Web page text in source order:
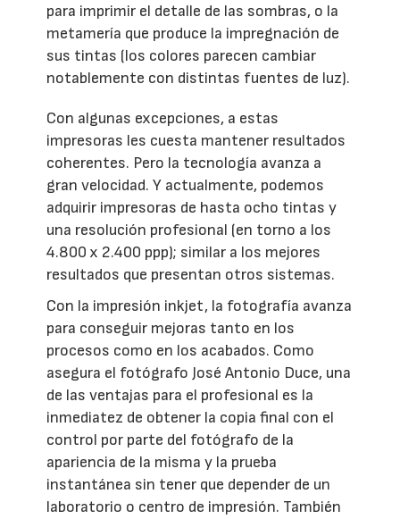
para imprimir el detalle de las sombras, o la
metamería que produce la impregnación de
sus tintas (los colores parecen cambiar
notablemente con distintas fuentes de luz).
Con algunas excepciones, a estas
impresoras les cuesta mantener resultados
coherentes. Pero la tecnología avanza a
gran velocidad. Y actualmente, podemos
adquirir impresoras de hasta ocho tintas y
una resolución profesional (en torno a los
4.800 x 2.400 ppp); similar a los mejores
resultados que presentan otros sistemas.
Con la impresión inkjet, la fotografía avanza
para conseguir mejoras tanto en los
procesos como en los acabados. Como
asegura el fotógrafo José Antonio Duce, una
de las ventajas para el profesional es la
inmediatez de obtener la copia final con el
control por parte del fotógrafo de la
apariencia de la misma y la prueba
instantánea sin tener que depender de un
laboratorio o centro de impresión. También